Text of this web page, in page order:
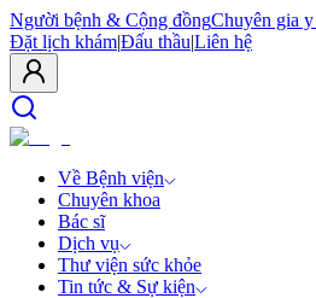
Người bệnh & Cộng đồngChuyên gia y
Đặt lịch khám|Đấu thầu|Liên hệ
Về Bệnh viện
Chuyên khoa
Bác sĩ
Dịch vụ
Thư viện sức khỏe
Tin tức & Sự kiện